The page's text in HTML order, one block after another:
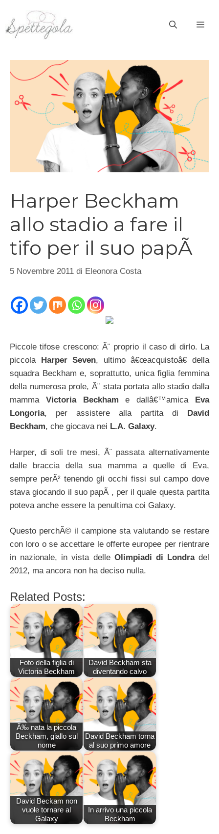
contenuto
Harper Beckham
allo stadio a fare il
tifo per il suo papÃ
5 Novembre 2011 di Eleonora Costa
Piccole tifose crescono: Ã¨ proprio il caso di dirlo. La
piccola
Harper Seven, ultimo â€œacquistoâ€ della
squadra Beckham e, soprattutto, unica figlia femmina
della numerosa prole, Ã¨ stata portata allo stadio dalla
mamma Victoria Beckham e dallâ€™amica
Eva
Longoria, per assistere alla partita di
David
Beckham, che giocava nei L.A. Galaxy.
Harper, di soli tre mesi, Ã¨ passata alternativamente
dalle braccia della sua mamma a quelle di Eva,
sempre perÃ² tenendo gli occhi fissi sul campo dove
stava giocando il suo papÃ , per il quale questa partita
poteva anche essere la penultima coi Galaxy.
Questo perchÃ© il campione sta valutando se restare
con loro o se accettare le offerte europee per rientrare
in nazionale, in vista delle Olimpiadi di Londradel
2012, ma ancora non ha deciso nulla.
Related Posts:
Foto della figlia di
Victoria Beckham
David Beckham sta
diventando calvo
Ã‰ nata la piccola
Beckham, giallo sul
nome
David Beckham torna
al suo primo amore
David Beckam non
vuole tornare al
Galaxy
In arrivo una piccola
Beckham